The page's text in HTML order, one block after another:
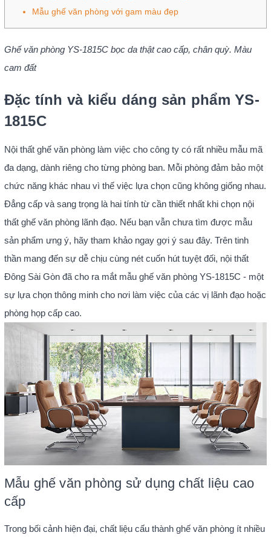
Mẫu ghế văn phòng với gam màu đẹp
Ghế văn phòng YS-1815C bọc da thật cao cấp, chân quỳ. Màu
cam đất
Đặc tính và kiểu dáng sản phẩm YS-
1815C
Nội thất ghế văn phòng làm việc cho công ty có rất nhiều mẫu mã
đa dạng, dành riêng cho từng phòng ban. Mỗi phòng đảm bảo một
chức năng khác nhau vì thế việc lựa chọn cũng không giống nhau.
Đẳng cấp và sang trọng là hai tính từ cần thiết nhất khi chọn nội
thất ghế văn phòng lãnh đạo. Nếu bạn vẫn chưa tìm được mẫu
sản phẩm ưng ý, hãy tham khảo ngay gợi ý sau đây. Trên tinh
thần mang đến sự dễ chịu cùng nét cuốn hút tuyệt đối, nội thất
Đông Sài Gòn đã cho ra mắt mẫu ghế văn phòng YS-1815C - một
sự lựa chọn thông minh cho nơi làm việc của các vị lãnh đạo hoặc
phòng họp cấp cao.
Mẫu ghế văn phòng sử dụng chất liệu cao
cấp
Trong bối cảnh hiện đại, chất liệu cấu thành ghế văn phòng ít nhiều